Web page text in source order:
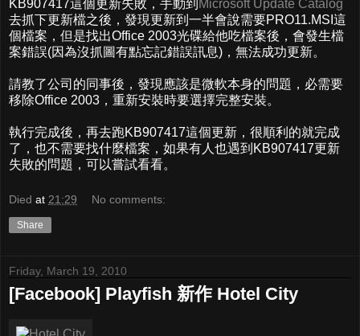
KB907417這個更新失敗，手動到 Microsoft Update Catalog
去抓下更新檔之後，發現更新到一半會說需要PRO11.MSI這
個檔案，但是找出Office 2003光碟給他吃檔案後，會發生檔
案錯誤(因為沒抓圖有點忘記錯誤訊息)，無法成功更新。
請教了公司的同事後，發現應該是微軟本身的問題，必需要
移除Office 2003，重新安裝時要選擇完整安裝。
執行完成後，再去跑KB907417這個更新，很順利的就完成
了，也不需要找什麼檔案，如果有人也遇到KB907417更新
失敗的問題，可以嘗試看看。
Died at 21:29 No comments:
Share
Friday, March 19, 2010
[Facebook] Playfish 新作 Hotel City